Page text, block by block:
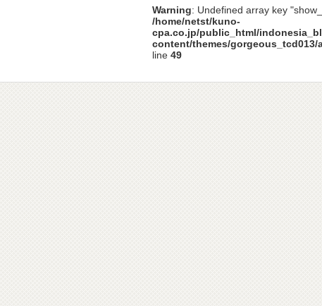
Warning: Undefined array key
/home/netst/kuno-
cpa.co.jp/public_html/
content/themes/gorgeous_tcd013/
line 49